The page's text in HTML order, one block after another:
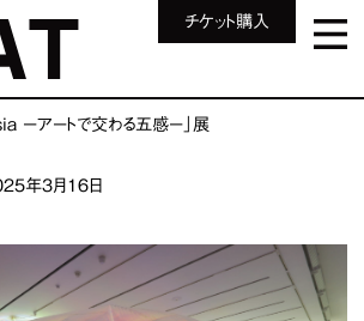
チケット購入
ーアートで交わる五感ー」展
年3月16日